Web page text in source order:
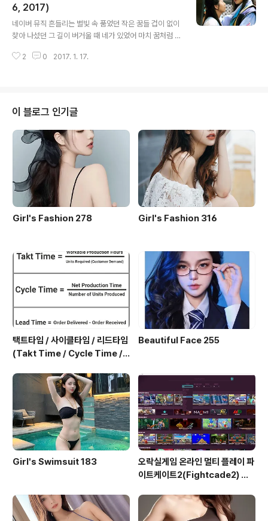
하는 우리 그대 눈길보면 당황해서 눈을 돌리고 그대 앞에
서면 바보같이 얼굴 붉히고 그대를 사랑한다 수없이 연습
하고 연습했는데 말도 못하고 사랑해 말하고 싶은데 이렇
만 하는 우리 그대와 나, 설레임 - 어쿠스틱 콜라보 (Unplu
6, 2017)
네이버 뮤직 흔들리는 별빛 속 품었던 작은 꿈들 겁이 없이
찾아 나섰던 그 길이 버거울 때 네가 있었어 마치 꿈처럼 그
에 빛이 되었던 난 너 하나만 있으면 돼 저 별을 쫓아 하늘
해진 길이라면 답은 하나 나를 비추는 너라는 신의 한 수 자
꾸만 내 맘 되물어 봐도 누가 뭐래도 결국 난 너야 멈출 수
없는 모래시계 속 남은 내 삶에 그 시간 끝에 난 너 하나만
있으면 돼 저 별을 쫓아 하늘 위 걸어둔 꿈 닿을 때까지 어
둠이 날 감싸도 너만은 절대로 놓치지 않을 거야..
2 0 2017. 1. 17.
이 블로그 인기글
Girl's Fashion 278 Girl's Fashion 316
택트타임 / 사이클타임 / 리드타임
(Takt Time / Cycle Time / L
Beautiful Face 255
Girl's Swimsuit 183
오락실게임 온라인 멀티 플레이 파
이트케이트2(Fightcade2) 설